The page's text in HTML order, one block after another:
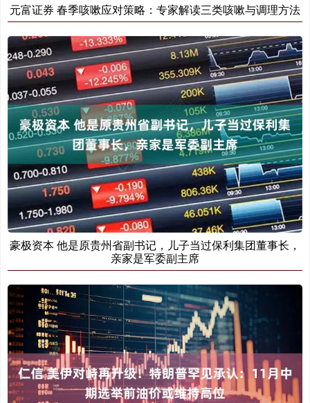
元富证券 春季咳嗽应对策略：专家解读三类咳嗽与调理方法
豪极资本 他是原贵州省副书记，儿子当过保利集团董事长，
亲家是军委副主席